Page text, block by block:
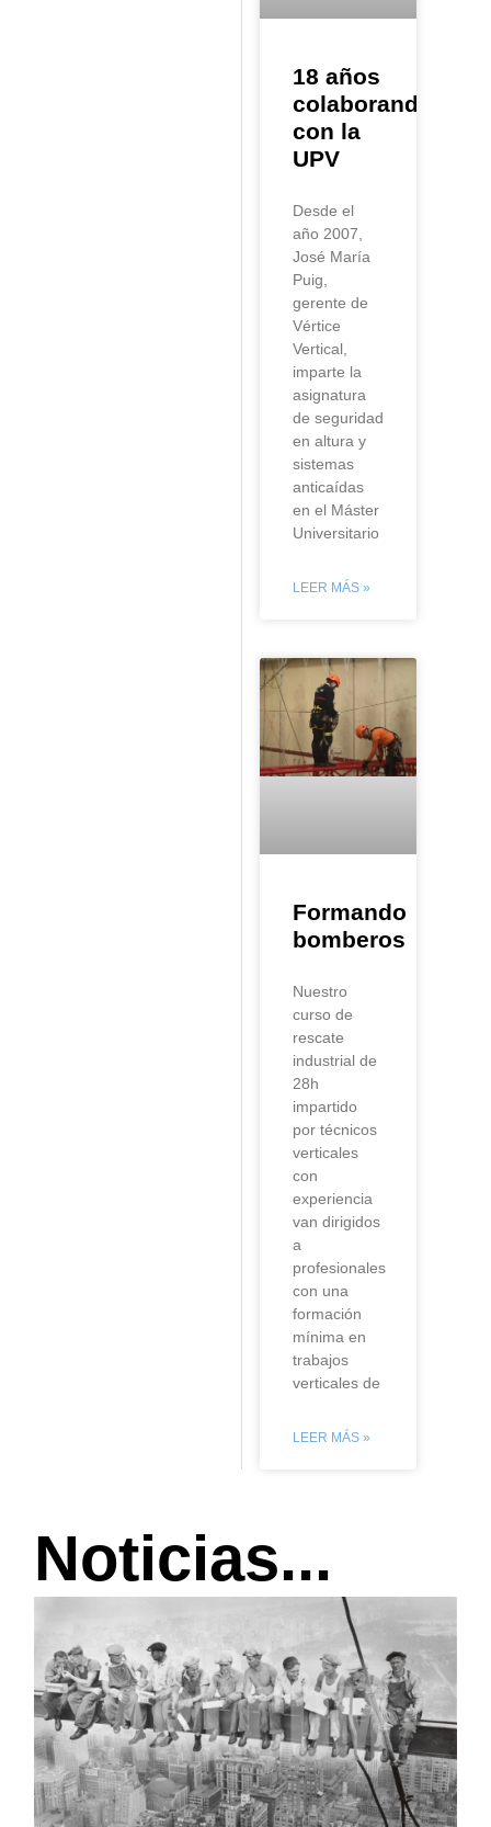
18 años
colaborando
con la
UPV
Desde el
año 2007,
José María
Puig,
gerente de
Vértice
Vertical,
imparte la
asignatura
de seguridad
en altura y
sistemas
anticaídas
en el Máster
Universitario
LEER MÁS »
Formando
bomberos
Nuestro
curso de
rescate
industrial de
28h
impartido
por técnicos
verticales
con
experiencia
van dirigidos
a
profesionales
con una
formación
mínima en
trabajos
verticales de
LEER MÁS »
Noticias...